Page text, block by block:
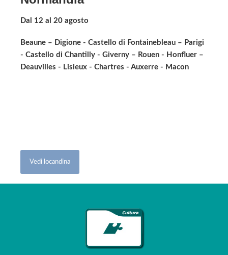
Dal 12 al 20 agosto
Beaune – Digione - Castello di Fontainebleau – Parigi
- Castello di Chantilly - Giverny – Rouen - Honfluer –
Deauvilles - Lisieux - Chartres - Auxerre - Macon
Vedi locandina